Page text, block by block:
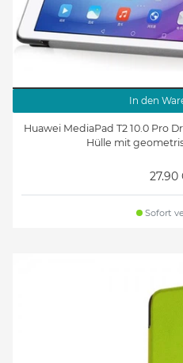
In den
Huawei MediaPad T2 10.0 Pro
Hülle mit
27.90
Sofort